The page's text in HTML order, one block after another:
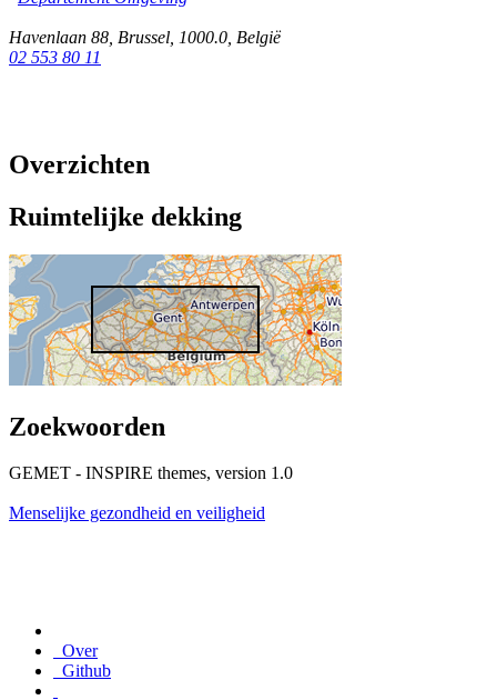
Havenlaan 88 Brussel 1000.0 België
02 553 80 11
Overzichten
Ruimtelijke dekking
Zoekwoorden
GEMET - INSPIRE themes, version 1.0
Menselijke gezondheid en veiligheid
Over
Github